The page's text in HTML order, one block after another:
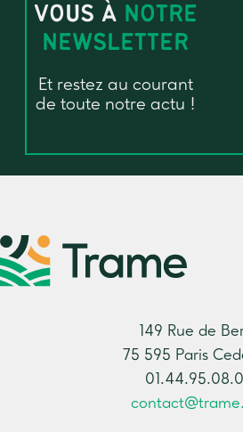
VOUS À NOTRE
NEWSLETTER
Et restez au courant
de toute notre actu !
149 Rue de
75 595 Paris